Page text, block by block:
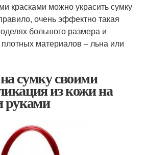
красками можно украсить сумку
очень эффектно такая
большого размера и
плотных материалов – льна или
сумку своими
из кожи на
руками